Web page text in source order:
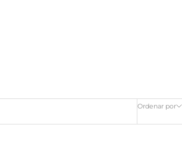
Ordenar por